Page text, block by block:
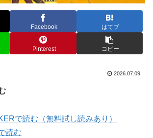
Facebook はてブ
Pinterest コピー
2026.07.09
で読む（無料試し読みあり）
読む